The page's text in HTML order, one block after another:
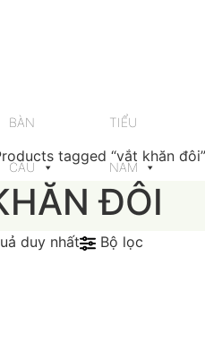
BÀN
CẦU
TIỂU
NAM
tagged “vắt khăn đôi”
ĐÔI
duy nhất Bộ lọc